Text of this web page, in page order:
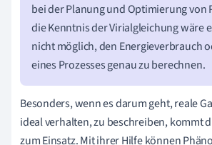
bei der Planung und Optimierung von
die Kenntnis der Virialgleichung wäre
nicht möglich, den Energieverbrauch
eines Prozesses genau zu berechnen.
Besonders, wenn es darum geht, reale
ideal verhalten, zu beschreiben, kommt
zum Einsatz. Mit ihrer Hilfe können